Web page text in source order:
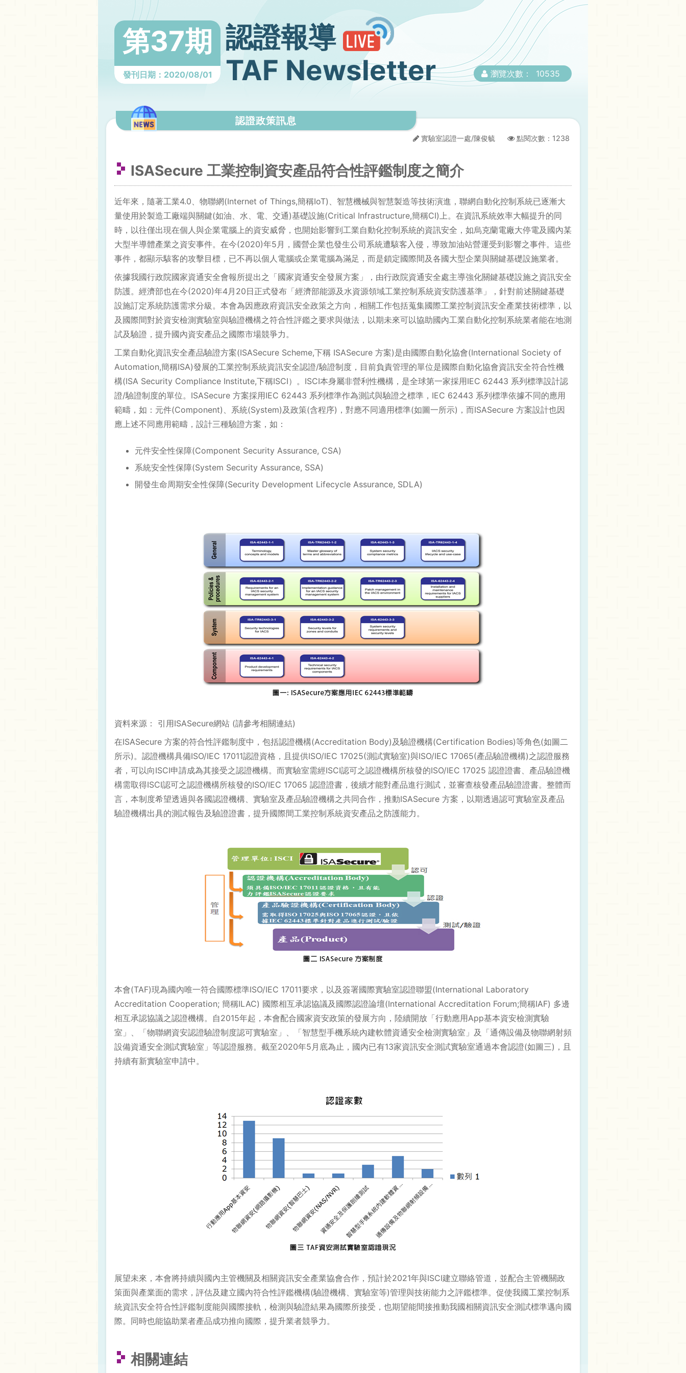
第37期
發刊日期：2020/08/01
認證報導
TAF Newsletter
瀏覽次數： 10535
實驗室認證一處/陳俊毓 點閱次數： 1238
認證政策訊息
ISASecure 工業控制資安產品符合性評鑑制度之簡介
近年來，隨著工業4.0、物聯網(Internet of Things,簡稱IoT)、智慧機械與智慧製造等技術演進，聯網自動化控制系統已逐漸大
量使用於製造工廠端與關鍵(如油、水、電、交通)基礎設施(Critical Infrastructure,簡稱CI)上。在資訊系統效率大幅提升的同
時，以往僅出現在個人與企業電腦上的資安威脅，也開始影響到工業自動化控制系統的資訊安全，如烏克蘭電廠大停電及國內某
大型半導體產業之資安事件。在今(2020)年5月，國營企業也發生公司系統遭駭客入侵，導致加油站營運受到影響之事件。這些
事件，都顯示駭客的攻擊目標，已不再以個人電腦或企業電腦為滿足，而是鎖定國際間及各國大型企業與關鍵基礎設施業者。
依據我國行政院國家資通安全會報所提出之「國家資通安全發展方案」，由行政院資通安全處主導強化關鍵基礎設施之資訊安全
防護。經濟部也在今(2020)年4月20日正式發布「經濟部能源及水資源領域工業控制系統資安防護基準」，針對前述關鍵基礎
設施訂定系統防護需求分級。本會為因應政府資訊安全政策之方向，相關工作包括蒐集國際工業控制資訊安全產業技術標準，以
及國際間對於資安檢測實驗室與驗證機構之符合性評鑑之要求與做法，以期未來可以協助國內工業自動化控制系統業者能在地測
試及驗證，提升國內資安產品之國際市場競爭力。
工業自動化資訊安全產品驗證方案(ISASecure Scheme,下稱 ISASecure 方案)是由國際自動化協會(International Society of
Automation,簡稱ISA)發展的工業控制系統資訊安全認證/驗證制度，目前負責管理的單位是國際自動化協會資訊安全符合性機
構(ISA Security Compliance Institute,下稱ISCI）。ISCI本身屬非營利性機構，是全球第一家採用IEC 62443 系列標準設計認
證/驗證制度的單位。ISASecure 方案採用IEC 62443 系列標準作為測試與驗證之標準，IEC 62443 系列標準依據不同的應用
範疇，如：元件(Component)、系統(System)及政策(含程序)，對應不同適用標準(如圖一所示)，而ISASecure 方案設計也因
應上述不同應用範疇，設計三種驗證方案，如：
元件安全性保障(Component Security Assurance, CSA)
系統安全性保障(System Security Assurance, SSA)
開發生命周期安全性保障(Security Development Lifecycle Assurance, SDLA)
資料來源： 引用ISASecure網站 (請參考相關連結)
在ISASecure 方案的符合性評鑑制度中，包括認證機構(Accreditation Body)及驗證機構(Certification Bodies)等角色(如圖二
所示)。認證機構具備ISO/IEC 17011認證資格，且提供ISO/IEC 17025(測試實驗室)與ISO/IEC 17065(產品驗證機構)之認證服務
者，可以向ISCI申請成為其接受之認證機構。而實驗室需經ISCI認可之認證機構所核發的ISO/IEC 17025 認證證書、產品驗證機
構需取得ISCI認可之認證機構所核發的ISO/IEC 17065 認證證書，後續才能對產品進行測試，並審查核發產品驗證證書。整體而
言，本制度希望透過與各國認證機構、實驗室及產品驗證機構之共同合作，推動ISASecure 方案，以期透過認可實驗室及產品
驗證機構出具的測試報告及驗證證書，提升國際間工業控制系統資安產品之防護能力。
本會(TAF)現為國內唯一符合國際標準ISO/IEC 17011要求，以及簽署國際實驗室認證聯盟(International Laboratory
Accreditation Cooperation; 簡稱ILAC) 國際相互承認協議及國際認證論壇(International Accreditation Forum;簡稱IAF) 多邊
相互承認協議之認證機構。自2015年起，本會配合國家資安政策的發展方向，陸續開放「行動應用App基本資安檢測實驗
室」、「物聯網資安認證驗證制度認可實驗室」、「智慧型手機系統內建軟體資通安全檢測實驗室」及「通傳設備及物聯網射頻
設備資通安全測試實驗室」等認證服務。截至2020年5月底為止，國內已有13家資訊安全測試實驗室通過本會認證(如圖三)，且
持續有新實驗室申請中。
展望未來，本會將持續與國內主管機關及相關資訊安全產業協會合作，預計於2021年與ISCI建立聯絡管道，並配合主管機關政
策面與產業面的需求，評估及建立國內符合性評鑑機構(驗證機構、實驗室等)管理與技術能力之評鑑標準。促使我國工業控制系
統資訊安全符合性評鑑制度能與國際接軌，檢測與驗證結果為國際所接受，也期望能間接推動我國相關資訊安全測試標準邁向國
際。同時也能協助業者產品成功推向國際，提升業者競爭力。
相關連結